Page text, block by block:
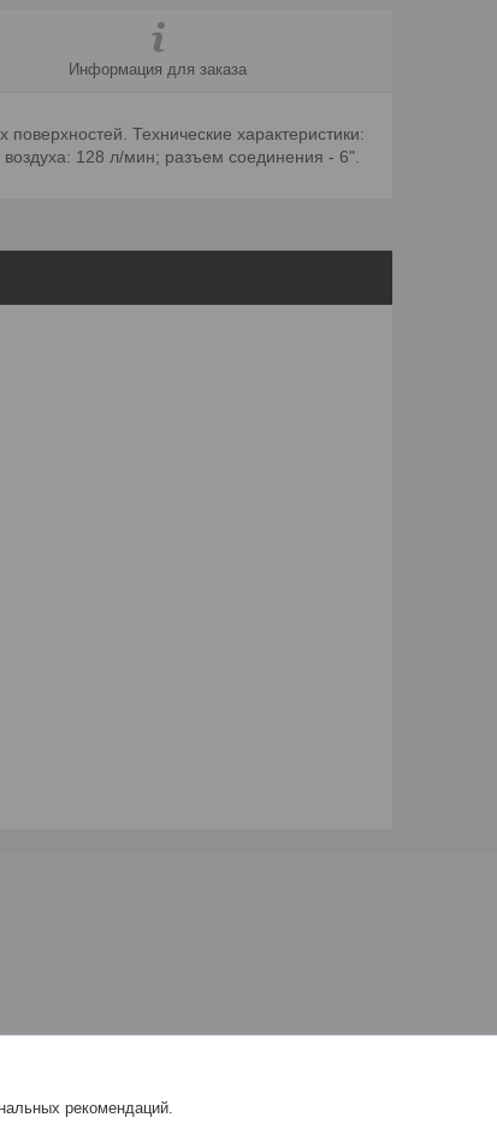
Информация для заказа
Технические характеристики:
128 л/мин; разъем соединения - 6".
рекомендаций.